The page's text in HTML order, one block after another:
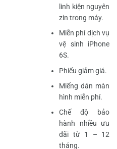
linh kiện nguyên
zin trong máy.
Miễn phí dịch vụ
vệ sinh iPhone
6S.
Phiếu giảm giá.
Miếng dán màn
hình miễn phí.
Chế độ bảo
hành nhiều ưu
đãi từ 1 – 12
tháng.